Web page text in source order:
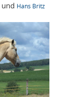
und Hans Britz